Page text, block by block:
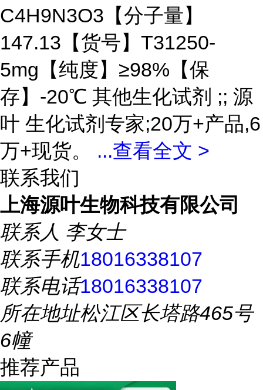
C4H9N3O3【分子量】
147.13【货号】T31250-
5mg【纯度】≥98%【保
存】-20℃ 其他生化试剂 ;; 源
叶 生化试剂专家;20万+产品,6
万+现货。 ...查看全文 >
联系我们
上海源叶生物科技有限公司
联系人 李女士
联系手机18016338107
联系电话18016338107
所在地址松江区长塔路465号
6幢
推荐产品